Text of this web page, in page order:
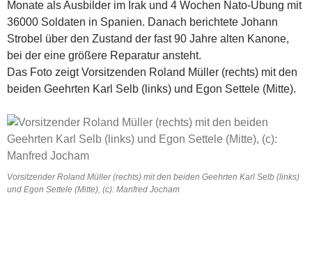
Monate als Ausbilder im Irak und 4 Wochen Nato-Übung mit
36000 Soldaten in Spanien. Danach berichtete Johann
Strobel über den Zustand der fast 90 Jahre alten Kanone,
bei der eine größere Reparatur ansteht.
Das Foto zeigt Vorsitzenden Roland Müller (rechts) mit den
beiden Geehrten Karl Selb (links) und Egon Settele (Mitte).
Vorsitzender Roland Müller (rechts) mit den beiden Geehrten Karl Selb (links)
und Egon Settele (Mitte), (c): Manfred Jocham